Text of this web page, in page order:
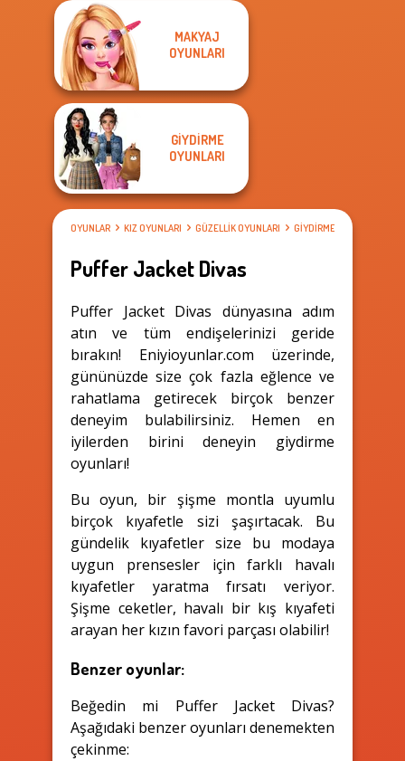
MAKYAJ
OYUNLARI
GIYDIRME
OYUNLARI
OYUNLAR KIZ OYUNLARI GÜZELLIK OYUNLARI GIYDIRME OYUNLARI
Puffer Jacket Divas
Puffer Jacket Divas dünyasına adım
atın ve tüm endişelerinizi geride
bırakın! Eniyioyunlar.com üzerinde,
gününüzde size çok fazla eğlence ve
rahatlama getirecek birçok benzer
deneyim bulabilirsiniz. Hemen en
iyilerden birini deneyin giydirme
oyunları!
Bu oyun, bir şişme montla uyumlu
birçok kıyafetle sizi şaşırtacak. Bu
gündelik kıyafetler size bu modaya
uygun prensesler için farklı havalı
kıyafetler yaratma fırsatı veriyor.
Şişme ceketler, havalı bir kış kıyafeti
arayan her kızın favori parçası olabilir!
Benzer oyunlar:
Beğedin mi Puffer Jacket Divas?
Aşağıdaki benzer oyunları denemekten
çekinme: